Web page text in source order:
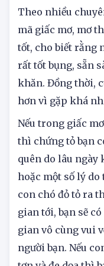
tùy theo diễn biến
Theo nhiều
mã giấc mơ, mơ
tốt, cho biết rằng
rất tốt bụng, sẵn
khăn. Đồng thời,
hơn vì gặp khá
Nếu trong giấc
thì chứng tỏ bạn
quên do lâu
hoặc một số lý do
con chó đỏ tỏ ra
gian tới, bạn sẽ
gian vô cùng vui